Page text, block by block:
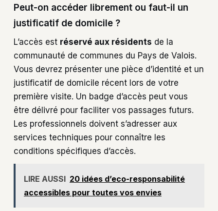
Peut-on accéder librement ou faut-il un
justificatif de domicile ?
L’accès est réservé aux résidents de la
communauté de communes du Pays de Valois.
Vous devrez présenter une pièce d’identité et un
justificatif de domicile récent lors de votre
première visite. Un badge d’accès peut vous
être délivré pour faciliter vos passages futurs.
Les professionnels doivent s’adresser aux
services techniques pour connaître les
conditions spécifiques d’accès.
LIRE AUSSI 20 idées d’eco-responsabilité
accessibles pour toutes vos envies